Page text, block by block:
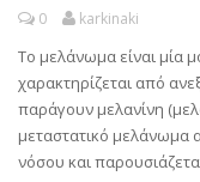
0 karkinaki
Το μελάνωμα είναι μία
χαρακτηρίζεται από
παράγουν μελανίνη
μεταστατικό μελάνωμα
νόσου και